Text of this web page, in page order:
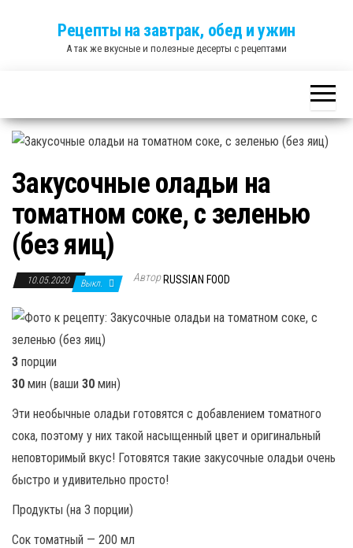
Рецепты на завтрак, обед и ужин
А так же вкусные и полезные десерты с рецептами
Закусочные оладьи на
томатном соке, с зеленью
(без яиц)
10.05.2020 Выкл. Автор RUSSIAN FOOD
3 порции
30 мин (ваши 30 мин)
Эти необычные оладьи готовятся с добавлением томатного
сока, поэтому у них такой насыщенный цвет и оригинальный
неповторимый вкус! Готовятся такие закусочные оладьи очень
быстро и удивительно просто!
Продукты (на 3 порции)
Сок томатный — 200 мл